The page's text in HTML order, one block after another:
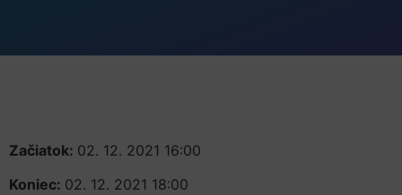
Začiatok: 02. 12. 2021 16:00
Koniec: 02. 12. 2021 18:00